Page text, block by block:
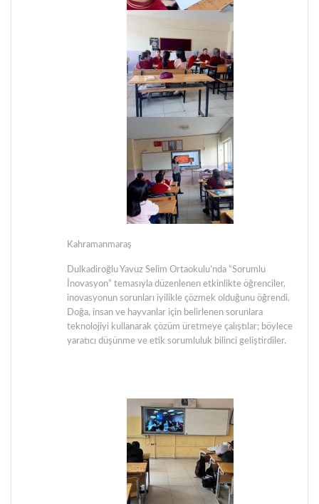
Kahramanmaraş
Dulkadiroğlu Yavuz Selim Ortaokulu’nda “Sorumlu
İnovasyon” temasıyla düzenlenen etkinlikte öğrenciler,
inovasyonun sorunları iyilikle çözmek olduğunu öğrendi.
Doğa, insan ve hayvanlar için belirlenen sorunlara
teknolojiyi kullanarak çözüm üretmeye çalıştılar; böylece
yaratıcı düşünme ve etik sorumluluk bilinci geliştirdiler.